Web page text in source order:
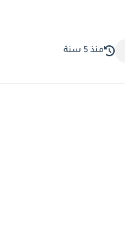
منذ 5 سنة